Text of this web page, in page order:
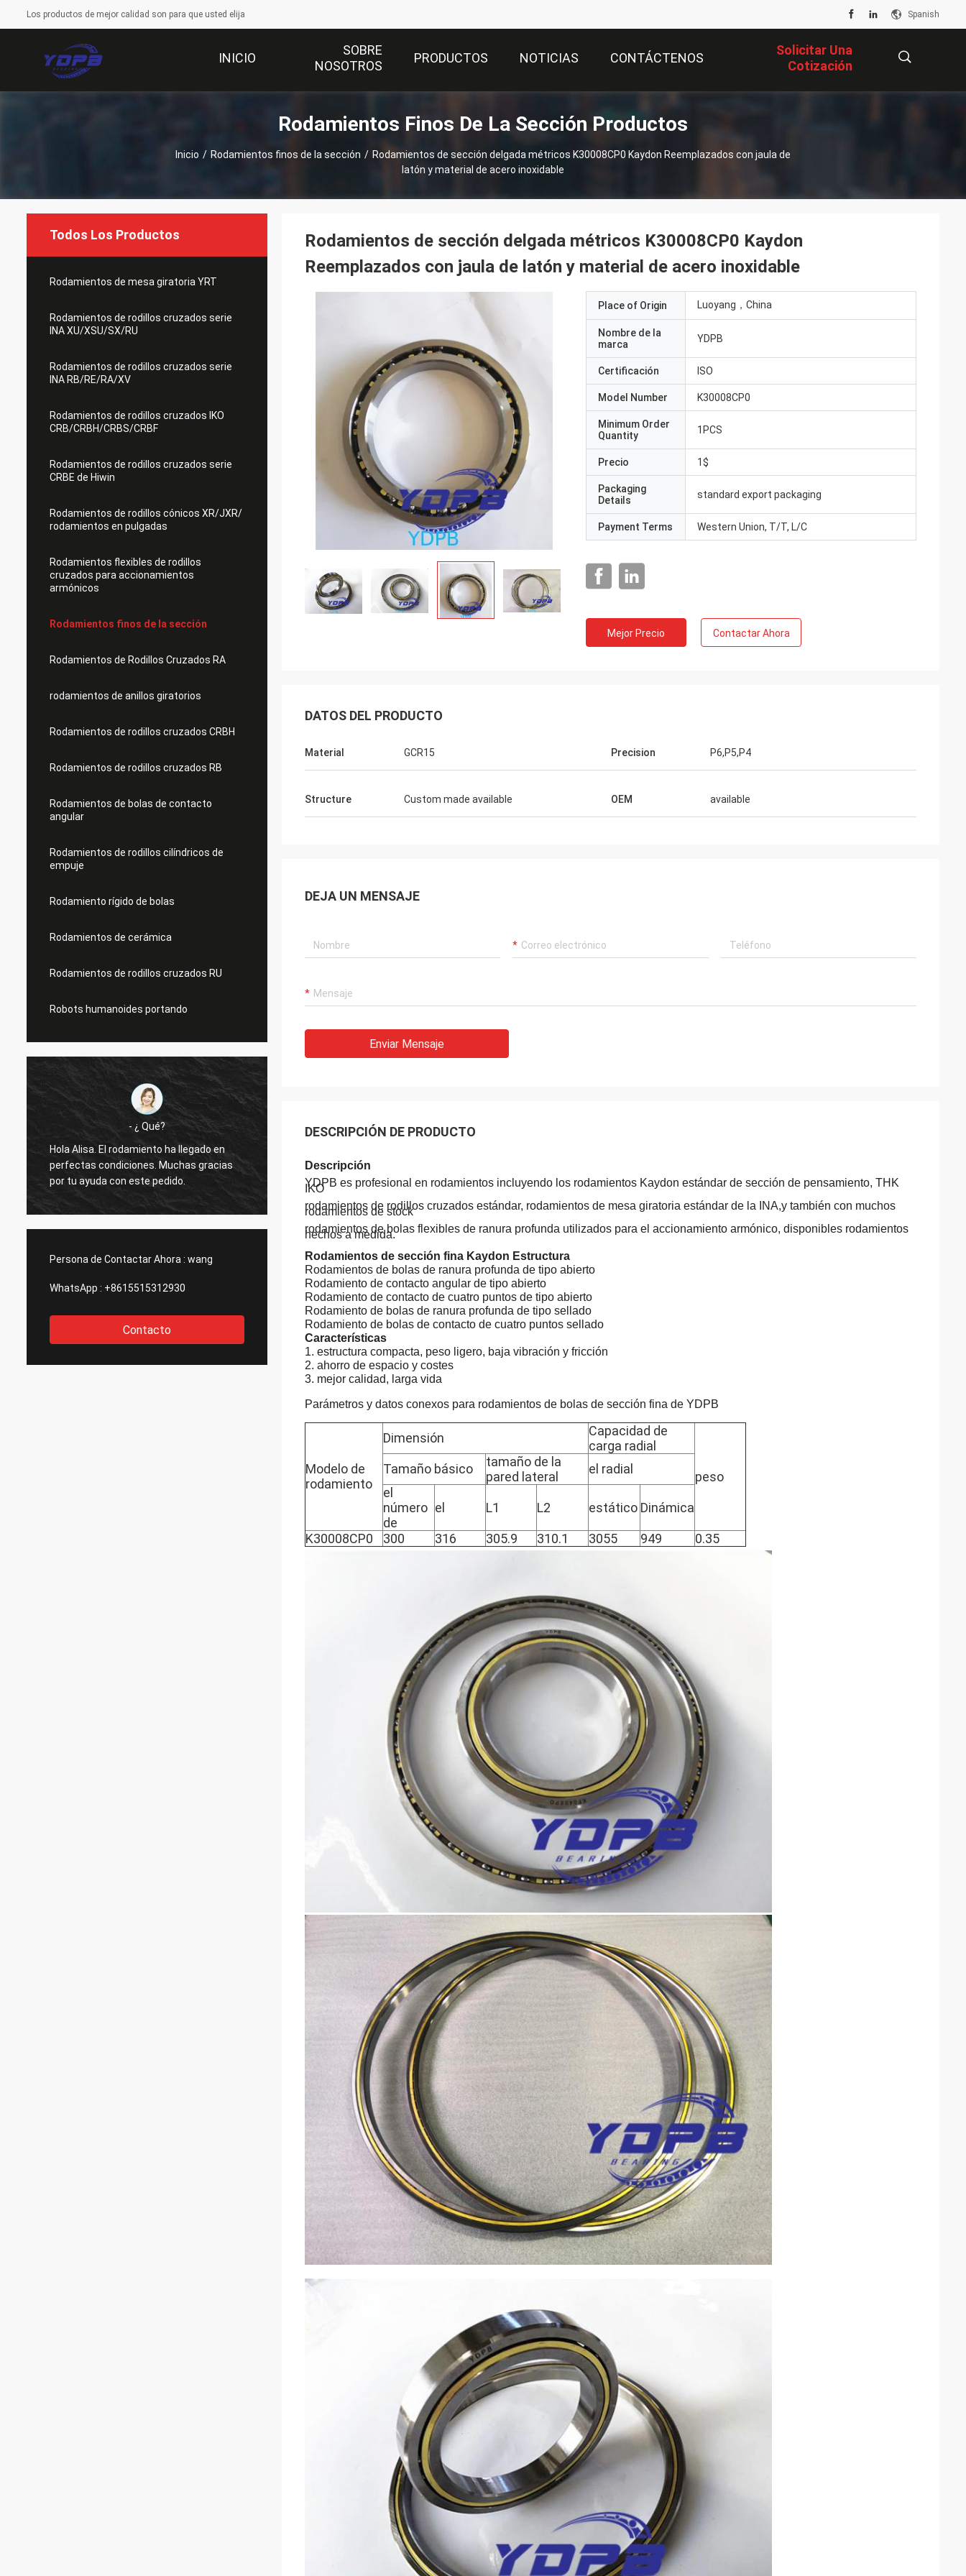
Los productos de mejor calidad son para que usted elija Spanish
INICIO
SOBRE
NOSOTROS
PRODUCTOS NOTICIAS CONTÁCTENOS
Solicitar Una
Cotización
Rodamientos Finos De La Sección Productos
Inicio / Rodamientos finos de la sección / Rodamientos de sección delgada métricos K30008CP0 Kaydon Reemplazados con jaula de
latón y material de acero inoxidable
Todos Los Productos
Rodamientos de mesa giratoria YRT
Rodamientos de rodillos cruzados serie
INA XU/XSU/SX/RU
Rodamientos de rodillos cruzados serie
INA RB/RE/RA/XV
Rodamientos de rodillos cruzados IKO
CRB/CRBH/CRBS/CRBF
Rodamientos de rodillos cruzados serie
CRBE de Hiwin
Rodamientos de rodillos cónicos XR/JXR/
rodamientos en pulgadas
Rodamientos flexibles de rodillos
cruzados para accionamientos
armónicos
Rodamientos finos de la sección
Rodamientos de Rodillos Cruzados RA
rodamientos de anillos giratorios
Rodamientos de rodillos cruzados CRBH
Rodamientos de rodillos cruzados RB
Rodamientos de bolas de contacto
angular
Rodamientos de rodillos cilíndricos de
empuje
Rodamiento rígido de bolas
Rodamientos de cerámica
Rodamientos de rodillos cruzados RU
Robots humanoides portando
Acebo
Hola Alisa: Ha sido ensamblado y está
funcionando sin problemas. Muchas
gracias
caso de que necesitemos rodamientos
similares, nos pondremos en contacto
con usted.
por tu ayuda con este pedido.
gracias
Persona de Contactar Ahora : wang
WhatsApp : +8615515312930
Contacto
Rodamientos de sección delgada métricos K30008CP0 Kaydon
Reemplazados con jaula de latón y material de acero inoxidable
Place of Origin Luoyang，China
Nombre de la
marca
YDPB
Certificación ISO
Model Number K30008CP0
Minimum Order
Quantity
1PCS
Precio 1$
Packaging
Details
standard export packaging
Payment Terms Western Union, T/T, L/C
Mejor Precio Contactar Ahora
DATOS DEL PRODUCTO
Material GCR15 Precision P6,P5,P4
Structure Custom made available OEM available
DEJA UN MENSAJE
Enviar Mensaje
DESCRIPCIÓN DE PRODUCTO
Descripción
YDPB es profesional en rodamientos incluyendo los rodamientos Kaydon estándar de sección de pensamiento, THK
IKO
rodamientos de rodillos cruzados estándar, rodamientos de mesa giratoria estándar de la INA,y también con muchos
rodamientos de stock
rodamientos de bolas flexibles de ranura profunda utilizados para el accionamiento armónico, disponibles rodamientos
hechos a medida.
Rodamientos de sección fina Kaydon Estructura
Rodamientos de bolas de ranura profunda de tipo abierto
Rodamiento de contacto angular de tipo abierto
Rodamiento de contacto de cuatro puntos de tipo abierto
Rodamiento de bolas de ranura profunda de tipo sellado
Rodamiento de bolas de contacto de cuatro puntos sellado
Características
1. estructura compacta, peso ligero, baja vibración y fricción
2. ahorro de espacio y costes
3. mejor calidad, larga vida
Parámetros y datos conexos para rodamientos de bolas de sección fina de YDPB
Modelo de
rodamiento
Dimensión
Capacidad de
carga radial
peso
Tamaño básico
tamaño de la
pared lateral
el radial
el
número
de
el L1 L2 estático Dinámica
K30008CP0 300 316 305.9 310.1 3055 949 0.35